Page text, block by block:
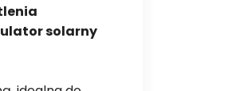
solarny